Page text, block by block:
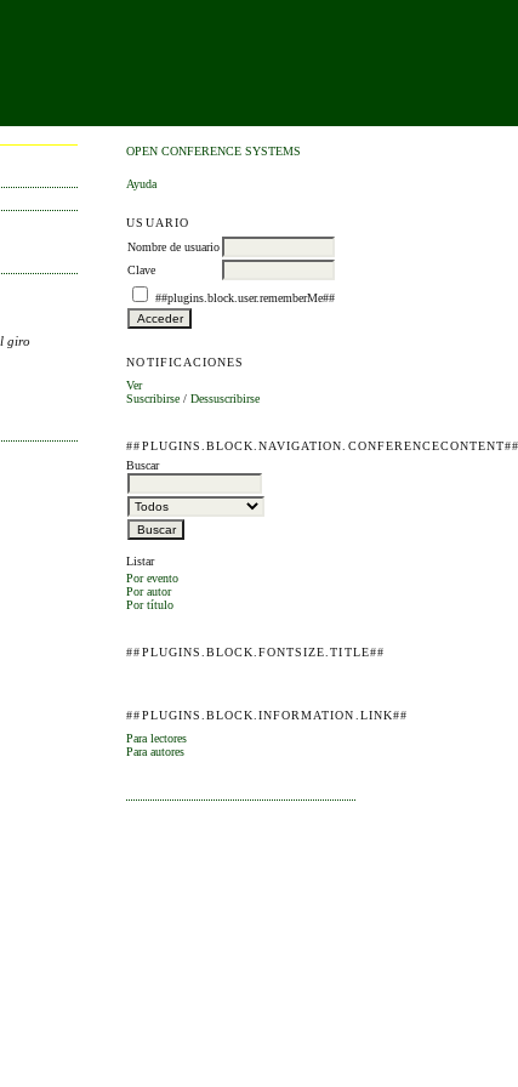
OPEN CONFERENCE SYSTEMS
Ayuda
USUARIO
Nombre de usuario
Clave
##plugins.block.user.rememberMe##
NOTIFICACIONES
Ver
Suscribirse /Dessuscribirse
Buscar
Listar
Por evento
Por autor
Por título
##PLUGINS.BLOCK.FONTSIZE.TITLE##
##PLUGINS.BLOCK.INFORMATION.LINK##
Para lectores
Para autores
giro